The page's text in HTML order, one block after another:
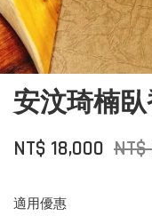
安汶琦楠
NT$ 18,000
適用優惠